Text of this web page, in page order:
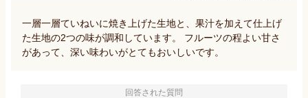
一層一層ていねいに焼き上げた生地と、果汁を加えて仕上げ
た生地の2つの味が調和しています。 フルーツの程よい甘さ
があって、深い味わいがとてもおいしいです。
回答された質問